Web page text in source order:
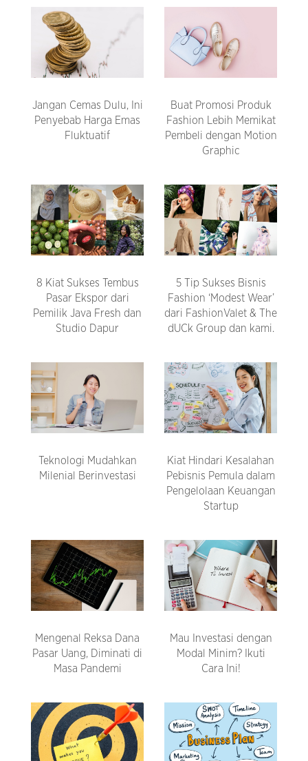
Jangan Cemas Dulu, Ini
Penyebab Harga Emas
Fluktuatif
Buat Promosi Produk
Fashion Lebih Memikat
Pembeli dengan Motion
Graphic
8 Kiat Sukses Tembus
Pasar Ekspor dari
Pemilik Java Fresh dan
Studio Dapur
5 Tip Sukses Bisnis
Fashion ‘Modest Wear’
dari FashionValet & The
dUCk Group dan kami.
Teknologi Mudahkan
Milenial Berinvestasi
Kiat Hindari Kesalahan
Pebisnis Pemula dalam
Pengelolaan Keuangan
Startup
Mengenal Reksa Dana
Pasar Uang, Diminati di
Masa Pandemi
Mau Investasi dengan
Modal Minim? Ikuti
Cara Ini!